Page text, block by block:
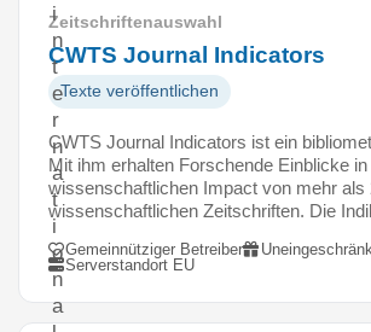
i
n
t
e
r
n
a
t
i
o
n
a
Zeitschriftenauswahl
CWTS Journal Indicators
Texte veröffentlichen
CWTS Journal Indicators ist ein
Mit ihm erhalten Forschende Einblicke in
wissenschaftlichen Impact von mehr als
wissenschaftlichen Zeitschriften. Die
Gemeinnütziger Betreiber
Serverstandort EU